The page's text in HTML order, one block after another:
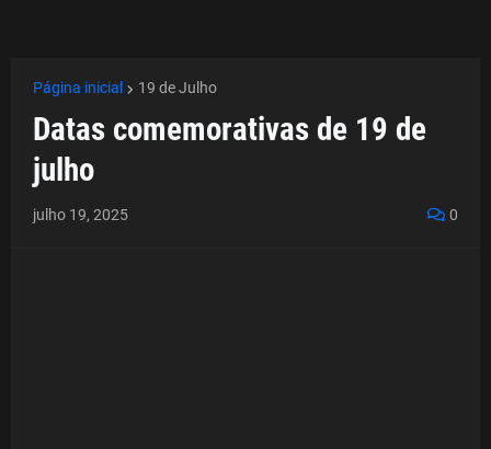
Página inicial 19 de Julho
Datas comemorativas de 19 de
julho
julho 19, 2025 0